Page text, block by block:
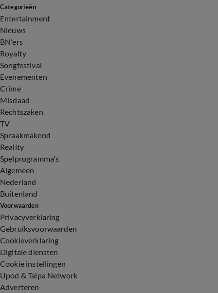
0:42
Categorieën
Entertainment
Nieuws
BN'ers
Royalty
Songfestival
Evenementen
Crime
Misdaad
Rechtszaken
TV
Spraakmakend
Reality
Spelprogramma's
Algemeen
Nederland
Buitenland
Voorwaarden
Privacyverklaring
Gebruiksvoorwaarden
Cookieverklaring
Digitale diensten
Cookie instellingen
Upod & Talpa Network
Adverteren